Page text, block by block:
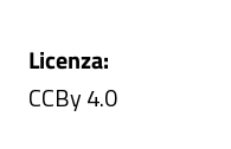
Licenza:
CCBy 4.0